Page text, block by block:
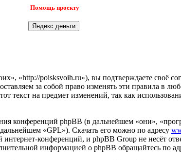
Помощь проекту
«http://poisksvoih.ru»), вы подтверждаете своё
за собой право изменять эти правила в
текст на предмет изменений, так как
конференций phpBB (в дальнейшем «они»,
«GPL»). Скачать его можно по адресу
конференций, и phpBB Group не несёт
информацией о phpBB обращайтесь по